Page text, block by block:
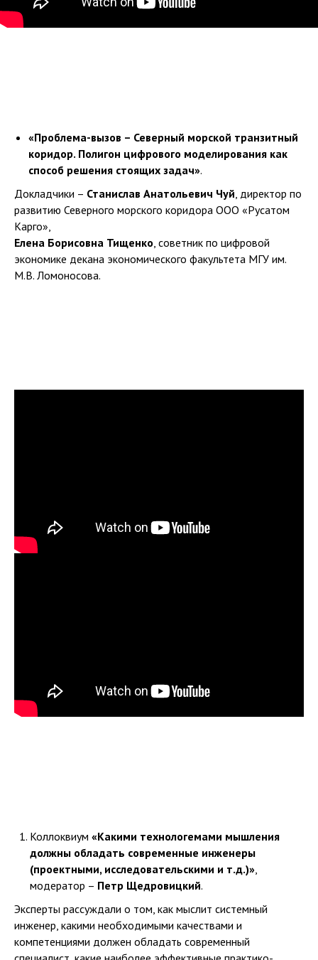
«Проблема-вызов – Северный морской транзитный
коридор. Полигон цифрового моделирования как
способ решения стоящих задач».
Докладчики – Станислав Анатольевич Чуй, директор по
развитию Северного морского коридора ООО «Русатом
Карго»,
Елена Борисовна Тищенко, советник по цифровой
экономике декана экономического факультета МГУ им.
М.В. Ломоносова.
Коллоквиум «Какими технологемами мышления
должны обладать современные инженеры
(проектными, исследовательскими и т.д.)»,
модератор – Петр Щедровицкий.
Эксперты рассуждали о том, как мыслит системный
инженер, какими необходимыми качествами и
компетенциями должен обладать современный